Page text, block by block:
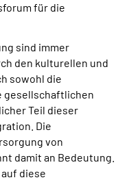
für die
sind immer
den kulturellen und
sowohl die
gesellschaftlichen
Teil dieser
Die
von
damit an Bedeutung.
diese